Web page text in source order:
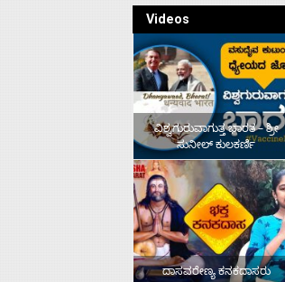
Videos
ವಿಶ್ವಗುರುವಾಗುತ್ತ ಭಾರತ – ಶ್ರೀ
ಸುನೀಲ್‌ ಕುಲಕರ್ಣಿ
ದಾಸವರೇಣ್ಯ ಕನಕದಾಸರು